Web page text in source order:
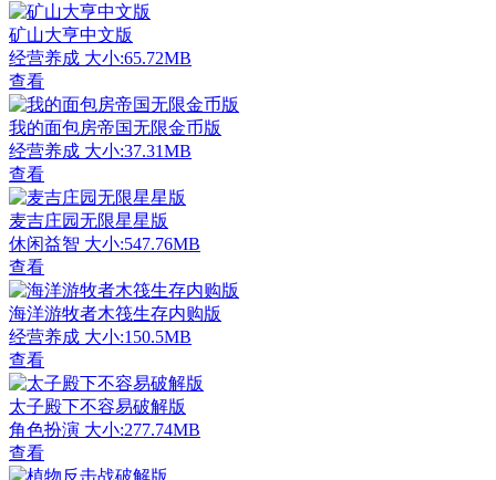
矿山大亨中文版
经营养成 大小:65.72MB
查看
我的面包房帝国无限金币版
经营养成 大小:37.31MB
查看
麦吉庄园无限星星版
休闲益智 大小:547.76MB
查看
海洋游牧者木筏生存内购版
经营养成 大小:150.5MB
查看
太子殿下不容易破解版
角色扮演 大小:277.74MB
查看